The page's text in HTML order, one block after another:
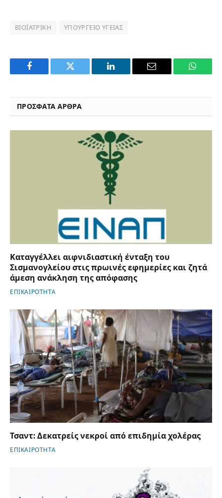
ΒΙΟΪΑΤΡΙΚΉ ΥΠΟΥΡΓΕΊΟ ΥΓΕΊΑΣ
Facebook Twitter LinkedIn Email
ΠΡΟΣΦΑΤΑ ΑΡΘΡΑ
Καταγγέλλει αιφνιδιαστική ένταξη του
Σισμανογλείου στις πρωινές εφημερίες και ζητά
άμεση ανάκληση της απόφασης
ΕΠΙΚΑΙΡΟΤΗΤΑ
Τσαντ: Δεκατρείς νεκροί από επιδημία χολέρας
ΕΠΙΚΑΙΡΟΤΗΤΑ